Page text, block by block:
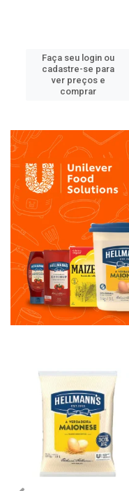
Faça seu login ou
cadastre-se para
ver preços e
comprar